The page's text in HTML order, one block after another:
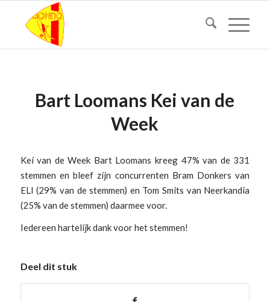
Bart Loomans Kei van de
Week
Kei van de Week Bart Loomans kreeg 47% van de 331
stemmen en bleef zijn concurrenten Bram Donkers van
ELI (29% van de stemmen) en Tom Smits van Neerkandia
(25% van de stemmen) daarmee voor.
Iedereen hartelijk dank voor het stemmen!
Deel dit stuk